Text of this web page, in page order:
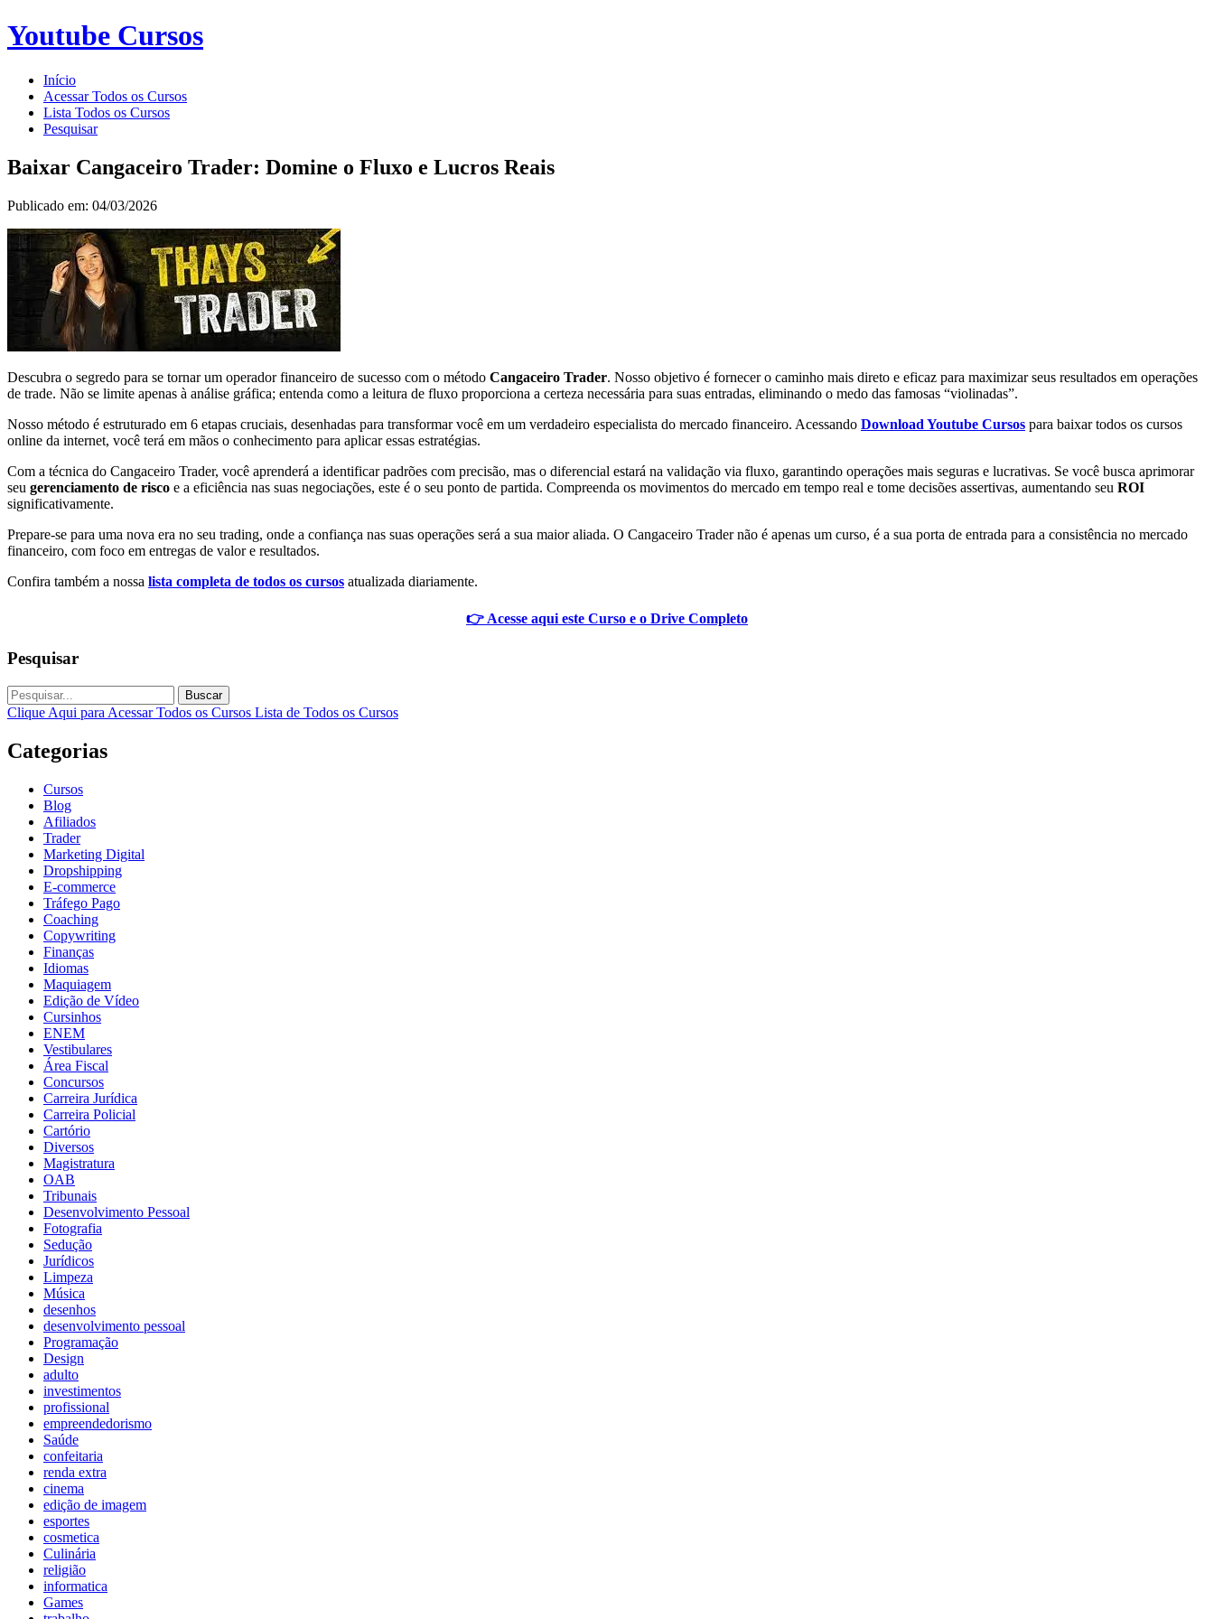
Youtube Cursos
Início
Acessar Todos os Cursos
Lista Todos os Cursos
Pesquisar
Baixar Cangaceiro Trader: Domine o Fluxo e Lucros Reais
Publicado em: 04/03/2026
Descubra o segredo para se tornar um operador financeiro de sucesso com o método Cangaceiro Trader. Nosso objetivo é fornecer o caminho mais direto e eficaz para maximizar seus resultados em operações
de trade. Não se limite apenas à análise gráfica; entenda como a leitura de fluxo proporciona a certeza necessária para suas entradas, eliminando o medo das famosas “violinadas”.
Nosso método é estruturado em 6 etapas cruciais, desenhadas para transformar você em um verdadeiro especialista do mercado financeiro. Acessando Download Youtube Cursos para baixar todos os cursos
online da internet, você terá em mãos o conhecimento para aplicar essas estratégias.
Com a técnica do Cangaceiro Trader, você aprenderá a identificar padrões com precisão, mas o diferencial estará na validação via fluxo, garantindo operações mais seguras e lucrativas. Se você busca aprimorar
seu gerenciamento de risco e a eficiência nas suas negociações, este é o seu ponto de partida. Compreenda os movimentos do mercado em tempo real e tome decisões assertivas, aumentando seu ROI
significativamente.
Prepare-se para uma nova era no seu trading, onde a confiança nas suas operações será a sua maior aliada. O Cangaceiro Trader não é apenas um curso, é a sua porta de entrada para a consistência no mercado
financeiro, com foco em entregas de valor e resultados.
Confira também a nossa lista completa de todos os cursos atualizada diariamente.
👉 Acesse aqui este Curso e o Drive Completo
Pesquisar
Buscar
Clique Aqui para Acessar Todos os Cursos Lista de Todos os Cursos
Categorias
Cursos
Blog
Afiliados
Trader
Marketing Digital
Dropshipping
E-commerce
Tráfego Pago
Coaching
Copywriting
Finanças
Idiomas
Maquiagem
Edição de Vídeo
Cursinhos
ENEM
Vestibulares
Área Fiscal
Concursos
Carreira Jurídica
Carreira Policial
Cartório
Diversos
Magistratura
OAB
Tribunais
Desenvolvimento Pessoal
Fotografia
Sedução
Jurídicos
Limpeza
Música
desenhos
desenvolvimento pessoal
Programação
Design
adulto
investimentos
profissional
empreendedorismo
Saúde
confeitaria
renda extra
cinema
edição de imagem
esportes
cosmetica
Culinária
religião
informatica
Games